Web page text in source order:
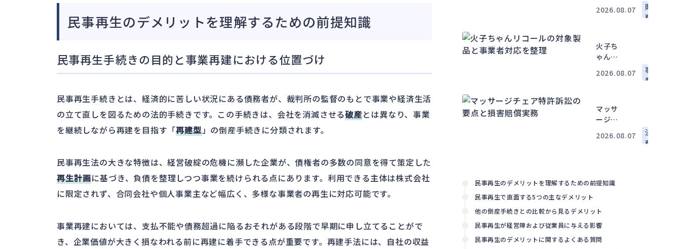
民事再生のデメリットを理解するための前提知識
民事再生手続きの目的と事業再建における位置づけ
民事再生手続きとは、経済的に苦しい状況にある債務者が、裁判所の監督のもとで事業や経済生活
の立て直しを図るための法的手続きです。この手続きは、会社を消滅させる破産とは異なり、事業
を継続しながら再建を目指す「再建型」の倒産手続きに分類されます。
民事再生法の大きな特徴は、経営破綻の危機に瀕した企業が、債権者の多数の同意を得て策定した
再生計画に基づき、負債を整理しつつ事業を続けられる点にあります。利用できる主体は株式会社
に限定されず、合同会社や個人事業主など幅広く、多様な事業者の再生に対応可能です。
事業再建においては、支払不能や債務超過に陥るおそれがある段階で早期に申し立てることがで
き、企業価値が大きく損なわれる前に再建に着手できる点が重要です。再建手法には、自社の収益
人はど
任と対
応の整
2026.08.07
財
務
火子ち
ゃんリ
の対象
対応を
整理
2026.08.07
事
業
マッサ
ージチ
許訴訟
務
2026.08.07
法
務
民事再生のデメリットを理解するための前提知識
民事再生で直面する5つの主なデメリット
他の倒産手続きとの比較から見るデメリット
民事再生が経営陣および従業員に与える影響
民事再生のデメリットに関するよくある質問